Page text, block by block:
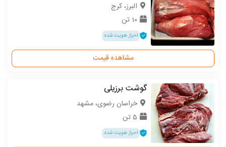
البرز، کرج
10 تن
احراز هویت شده
مشاهده قیمت
گوشت برزیلی
خراسان رضوی، مشهد
5 تن
احراز هویت شده